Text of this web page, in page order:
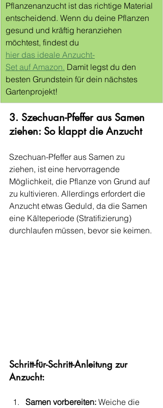
Pflanzenanzucht ist das richtige Material
entscheidend. Wenn du deine Pflanzen
gesund und kräftig heranziehen
möchtest, findest du
hier das ideale Anzucht-
Set auf Amazon. Damit legst du den
besten Grundstein für dein nächstes
Gartenprojekt!
3. Szechuan-Pfeffer aus Samen
ziehen: So klappt die Anzucht
Szechuan-Pfeffer aus Samen zu
ziehen, ist eine hervorragende
Möglichkeit, die Pflanze von Grund auf
zu kultivieren. Allerdings erfordert die
Anzucht etwas Geduld, da die Samen
eine Kälteperiode (Stratifizierung)
durchlaufen müssen, bevor sie keimen.
Schritt-für-Schritt-Anleitung zur
Anzucht:
Samen vorbereiten: Weiche die